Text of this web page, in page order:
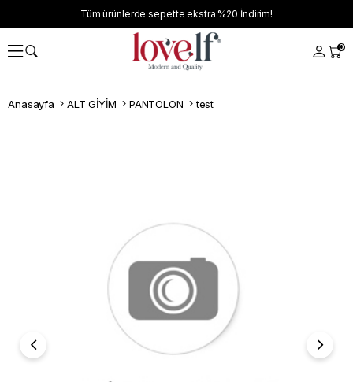
Tüm ürünlerde sepette ekstra %20 İndirim!
0
Anasayfa ALT GİYİM PANTOLON test